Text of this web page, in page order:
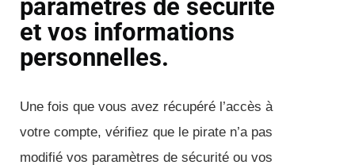
paramètres de sécurité
et vos informations
personnelles.
Une fois que vous avez récupéré l’accès à
votre compte, vérifiez que le pirate n’a pas
modifié vos paramètres de sécurité ou vos